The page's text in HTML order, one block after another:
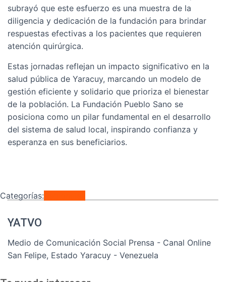
subrayó que este esfuerzo es una muestra de la
diligencia y dedicación de la fundación para brindar
respuestas efectivas a los pacientes que requieren
atención quirúrgica.
Estas jornadas reflejan un impacto significativo en la
salud pública de Yaracuy, marcando un modelo de
gestión eficiente y solidario que prioriza el bienestar
de la población. La Fundación Pueblo Sano se
posiciona como un pilar fundamental en el desarrollo
del sistema de salud local, inspirando confianza y
esperanza en sus beneficiarios.
Categorías:
YATVO
Medio de Comunicación Social Prensa - Canal Online
San Felipe, Estado Yaracuy - Venezuela